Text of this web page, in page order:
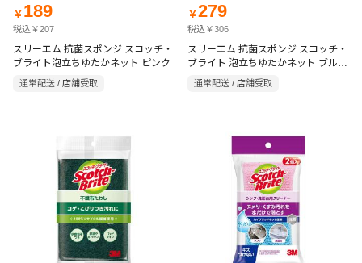
￥ 189
税込￥207
スリーエム 抗菌スポンジ スコッチ・
ブライト泡立ちゆたかネット ピンク
通常配送 / 店舗受取
￥279
税込￥306
スリーエム 抗菌スポンジ スコッチ・
ブライト 泡立ちゆたかネット ブルー
2個
通常配送 / 店舗受取